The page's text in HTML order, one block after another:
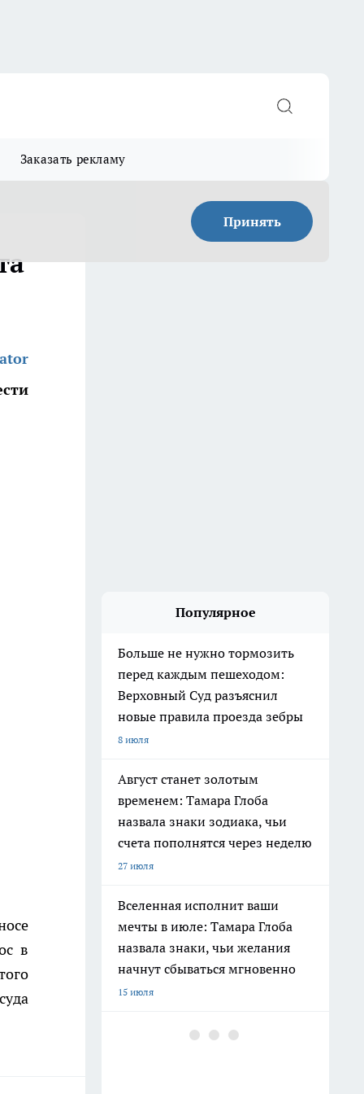
Заказать рекламу
Принять
в
Популярное
Больше не нужно тормозить
перед каждым пешеходом:
Верховный Суд разъяснил
новые правила проезда зебры
8 июля
Август станет золотым
временем: Тамара Глоба
назвала знаки зодиака, чьи
счета пополнятся через неделю
27 июля
Вселенная исполнит ваши
мечты в июле: Тамара Глоба
назвала знаки, чьи желания
начнут сбываться мгновенно
15 июля
В Хибинах нашли новый